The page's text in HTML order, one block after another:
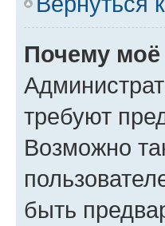
Почему
требуют
Возможно
быть